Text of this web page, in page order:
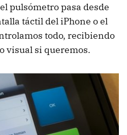
pulsómetro pasa desde
táctil del iPhone o el
todo, recibiendo
visual si queremos.